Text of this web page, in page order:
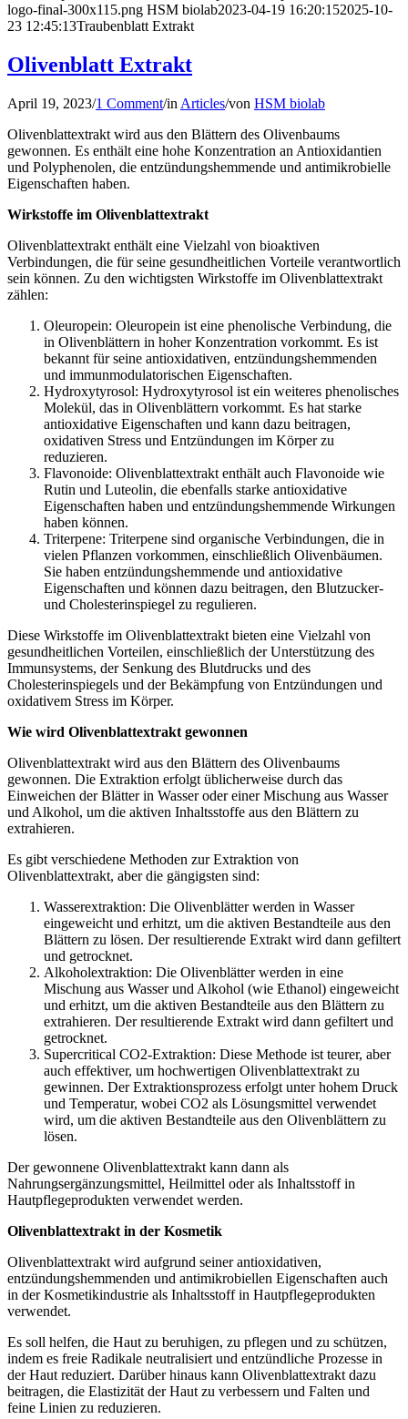
logo-final-300x115.png HSM biolab2023-04-19 16:20:152025-10-
23 12:45:13Traubenblatt Extrakt
Olivenblatt Extrakt
April 19, 2023/1 Comment/in Articles/von HSM biolab
Olivenblattextrakt wird aus den Blättern des Olivenbaums
gewonnen. Es enthält eine hohe Konzentration an Antioxidantien
und Polyphenolen, die entzündungshemmende und antimikrobielle
Eigenschaften haben.
Wirkstoffe im Olivenblattextrakt
Olivenblattextrakt enthält eine Vielzahl von bioaktiven
Verbindungen, die für seine gesundheitlichen Vorteile verantwortlich
sein können. Zu den wichtigsten Wirkstoffe im Olivenblattextrakt
zählen:
Oleuropein: Oleuropein ist eine phenolische Verbindung, die
in Olivenblättern in hoher Konzentration vorkommt. Es ist
bekannt für seine antioxidativen, entzündungshemmenden
und immunmodulatorischen Eigenschaften.
Hydroxytyrosol: Hydroxytyrosol ist ein weiteres phenolisches
Molekül, das in Olivenblättern vorkommt. Es hat starke
antioxidative Eigenschaften und kann dazu beitragen,
oxidativen Stress und Entzündungen im Körper zu
reduzieren.
Flavonoide: Olivenblattextrakt enthält auch Flavonoide wie
Rutin und Luteolin, die ebenfalls starke antioxidative
Eigenschaften haben und entzündungshemmende Wirkungen
haben können.
Triterpene: Triterpene sind organische Verbindungen, die in
vielen Pflanzen vorkommen, einschließlich Olivenbäumen.
Sie haben entzündungshemmende und antioxidative
Eigenschaften und können dazu beitragen, den Blutzucker-
und Cholesterinspiegel zu regulieren.
Diese Wirkstoffe im Olivenblattextrakt bieten eine Vielzahl von
gesundheitlichen Vorteilen, einschließlich der Unterstützung des
Immunsystems, der Senkung des Blutdrucks und des
Cholesterinspiegels und der Bekämpfung von Entzündungen und
oxidativem Stress im Körper.
Wie wird Olivenblattextrakt gewonnen
Olivenblattextrakt wird aus den Blättern des Olivenbaums
gewonnen. Die Extraktion erfolgt üblicherweise durch das
Einweichen der Blätter in Wasser oder einer Mischung aus Wasser
und Alkohol, um die aktiven Inhaltsstoffe aus den Blättern zu
extrahieren.
Es gibt verschiedene Methoden zur Extraktion von
Olivenblattextrakt, aber die gängigsten sind:
Wasserextraktion: Die Olivenblätter werden in Wasser
eingeweicht und erhitzt, um die aktiven Bestandteile aus den
Blättern zu lösen. Der resultierende Extrakt wird dann gefiltert
und getrocknet.
Alkoholextraktion: Die Olivenblätter werden in eine
Mischung aus Wasser und Alkohol (wie Ethanol) eingeweicht
und erhitzt, um die aktiven Bestandteile aus den Blättern zu
extrahieren. Der resultierende Extrakt wird dann gefiltert und
getrocknet.
Supercritical CO2-Extraktion: Diese Methode ist teurer, aber
auch effektiver, um hochwertigen Olivenblattextrakt zu
gewinnen. Der Extraktionsprozess erfolgt unter hohem Druck
und Temperatur, wobei CO2 als Lösungsmittel verwendet
wird, um die aktiven Bestandteile aus den Olivenblättern zu
lösen.
Der gewonnene Olivenblattextrakt kann dann als
Nahrungsergänzungsmittel, Heilmittel oder als Inhaltsstoff in
Hautpflegeprodukten verwendet werden.
Olivenblattextrakt in der Kosmetik
Olivenblattextrakt wird aufgrund seiner antioxidativen,
entzündungshemmenden und antimikrobiellen Eigenschaften auch
in der Kosmetikindustrie als Inhaltsstoff in Hautpflegeprodukten
verwendet.
Es soll helfen, die Haut zu beruhigen, zu pflegen und zu schützen,
indem es freie Radikale neutralisiert und entzündliche Prozesse in
der Haut reduziert. Darüber hinaus kann Olivenblattextrakt dazu
beitragen, die Elastizität der Haut zu verbessern und Falten und
feine Linien zu reduzieren.